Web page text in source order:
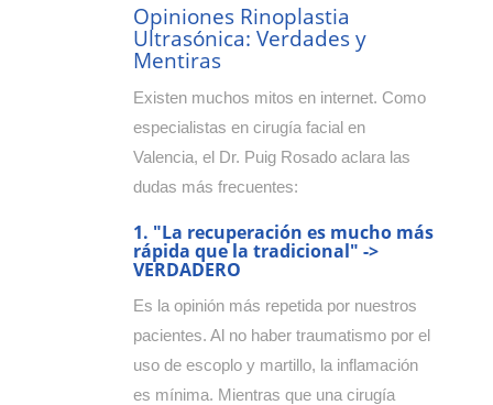
Opiniones Rinoplastia
Ultrasónica: Verdades y
Mentiras
Existen muchos mitos en internet. Como
especialistas en cirugía facial en
Valencia, el Dr. Puig Rosado aclara las
dudas más frecuentes:
1. "La recuperación es mucho más
rápida que la tradicional" ->
VERDADERO
Es la opinión más repetida por nuestros
pacientes. Al no haber traumatismo por el
uso de escoplo y martillo, la inflamación
es mínima. Mientras que una cirugía